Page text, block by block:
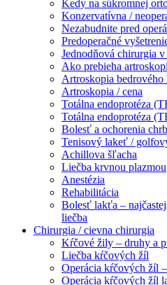
Kedy na súkromnej
Konzervatívna /
Nezabudnite pred
Predoperačné
Jednodňová chirurgia
Ako prebieha
Artroskopia bedrového
Artroskopia / cena
Totálna endoprotéza
Totálna endoprotéza
Bolesť a ochorenia
Tenisový lakeť /
Achillova šľacha
Liečba krvnou plazmou
Anestézia
Rehabilitácia
Bolesť lakťa –
liečba
Chirurgia / cievna chirurgia
Kŕčové žily – druhy a
Liečba kŕčových žíl
Operácia kŕčových žíl
Operácia kŕčových žíl